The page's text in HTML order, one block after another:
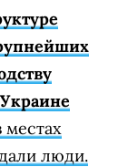
люди.